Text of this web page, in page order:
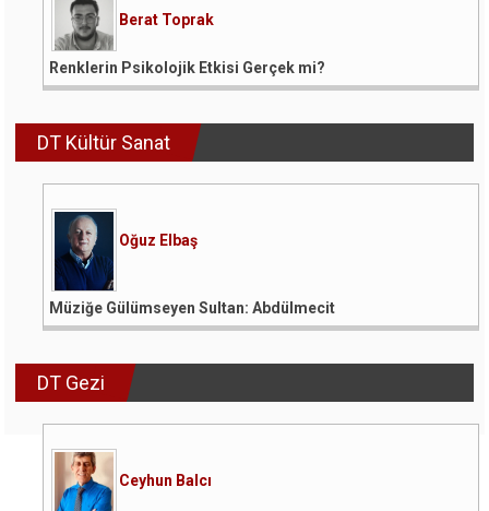
Berat Toprak
Renklerin Psikolojik Etkisi Gerçek mi?
DT Kültür Sanat
Oğuz Elbaş
Müziğe Gülümseyen Sultan: Abdülmecit
DT Gezi
Ceyhun Balcı